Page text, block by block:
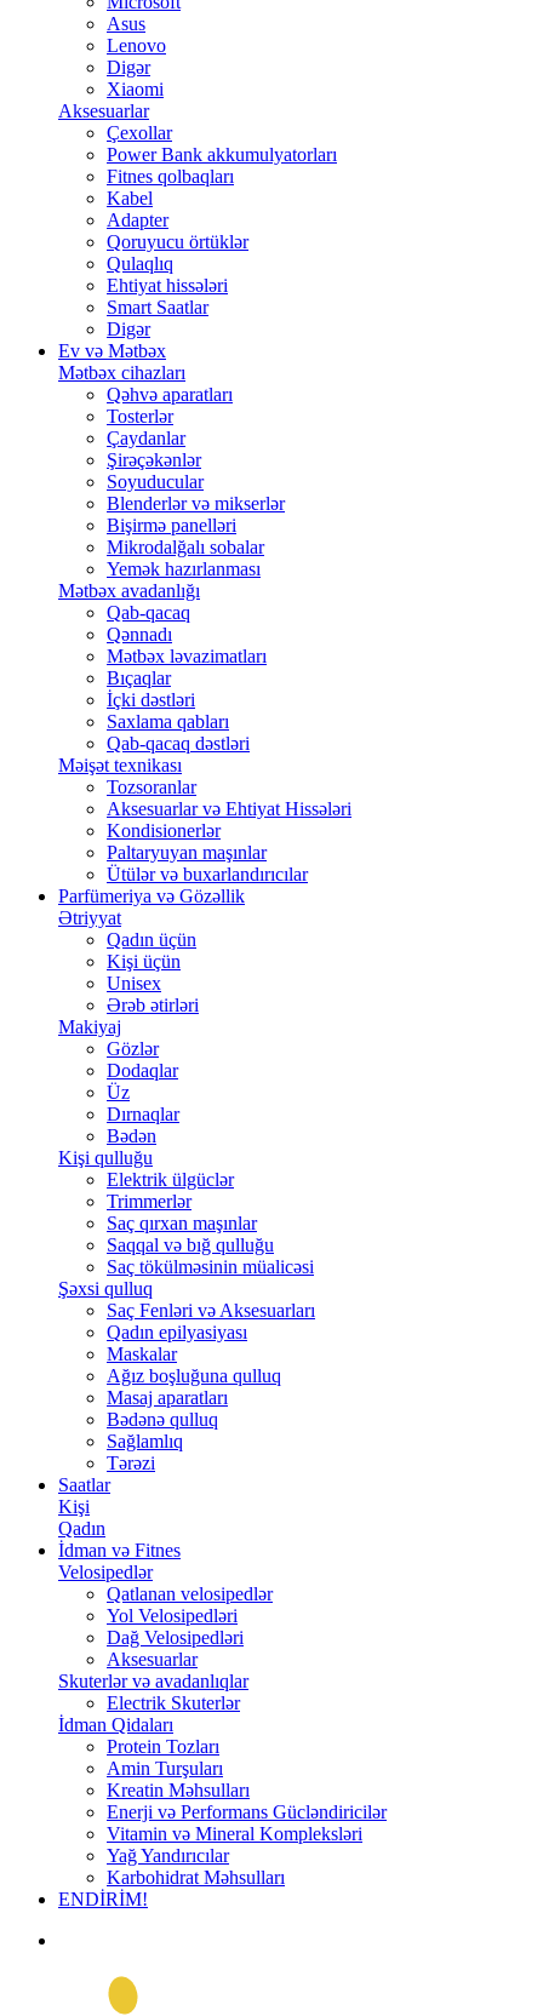
Asus
Lenovo
Digər
Xiaomi
Aksesuarlar
Çexollar
Power Bank akkumulyatorları
Fitnes qolbaqları
Kabel
Adapter
Qoruyucu örtüklər
Qulaqlıq
Ehtiyat hissələri
Smart Saatlar
Digər
Ev və Mətbəx
Mətbəx cihazları
Qəhvə aparatları
Tosterlər
Çaydanlar
Şirəçəkənlər
Soyuducular
Blenderlər və mikserlər
Bişirmə panelləri
Mikrodalğalı sobalar
Yemək hazırlanması
Mətbəx avadanlığı
Qab-qacaq
Qənnadı
Mətbəx ləvazimatları
Bıçaqlar
İçki dəstləri
Saxlama qabları
Qab-qacaq dəstləri
Məişət texnikası
Tozsoranlar
Aksesuarlar və Ehtiyat Hissələri
Kondisionerlər
Paltaryuyan maşınlar
Ütülər və buxarlandırıcılar
Parfümeriya və Gözəllik
Ətriyyat
Qadın üçün
Kişi üçün
Unisex
Ərəb ətirləri
Makiyaj
Gözlər
Dodaqlar
Üz
Dırnaqlar
Bədən
Kişi qulluğu
Elektrik ülgüclər
Trimmerlər
Saç qırxan maşınlar
Saqqal və bığ qulluğu
Saç tökülməsinin müalicəsi
Şəxsi qulluq
Saç Fenləri və Aksesuarları
Qadın epilyasiyası
Maskalar
Ağız boşluğuna qulluq
Masaj aparatları
Bədənə qulluq
Sağlamlıq
Tərəzi
Saatlar
Kişi
Qadın
İdman və Fitnes
Velosipedlər
Qatlanan velosipedlər
Yol Velosipedləri
Dağ Velosipedləri
Aksesuarlar
Skuterlər və avadanlıqlar
Electrik Skuterlər
İdman Qidaları
Protein Tozları
Amin Turşuları
Kreatin Məhsulları
Enerji və Performans Gücləndiricilər
Vitamin və Mineral Kompleksləri
Yağ Yandırıcılar
Karbohidrat Məhsulları
ENDİRİM!